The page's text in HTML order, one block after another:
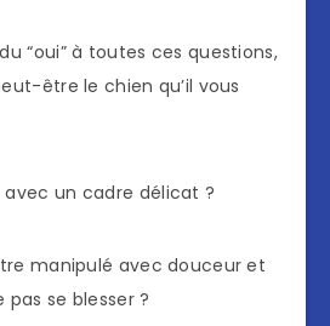
“oui” à toutes ces questions,
être le chien qu’il vous
un cadre délicat ?
manipulé avec douceur et
se blesser ?